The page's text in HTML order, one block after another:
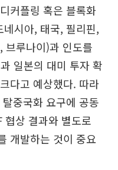
커플링 혹은 블록화
시아, 태국, 필리핀,
브루나이)과 인도를
일본의 대미 투자 확
다고 예상했다. 따라
중국화 요구에 공동
협상 결과와 별도로
개발하는 것이 중요